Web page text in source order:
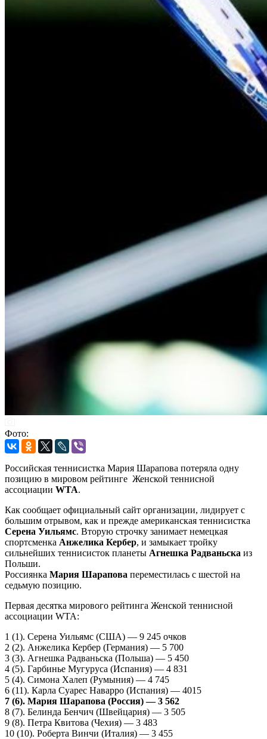
Фото:
Российская теннисистка Мария Шарапова потеряла одну
позицию в мировом рейтинге Женской теннисной
ассоциации WTA.
Как сообщает официальный сайт организации, лидирует с
большим отрывом, как и прежде американская теннисистка
Серена Уильямс. Вторую строчку занимает немецкая
спортсменка Анжелика Кербер, и замыкает тройку
сильнейших теннисисток планеты Агнешка Радваньска из
Польши.
Россиянка Мария Шарапова переместилась с шестой на
седьмую позицию.
Первая десятка мирового рейтинга Женской теннисной
ассоциации WTA:
1 (1). Серена Уильямс (США) — 9 245 очков
2 (2). Анжелика Кербер (Германия) — 5 700
3 (3). Агнешка Радваньска (Польша) — 5 450
4 (5). Гарбинье Мугуруса (Испания) — 4 831
5 (4). Симона Халеп (Румыния) — 4 745
6 (11). Карла Суарес Наварро (Испания) — 4015
7 (6). Мария Шарапова (Россия) — 3 562
8 (7). Белинда Бенчич (Швейцария) — 3 505
9 (8). Петра Квитова (Чехия) — 3 483
10 (10). Роберта Винчи (Италия) — 3 455